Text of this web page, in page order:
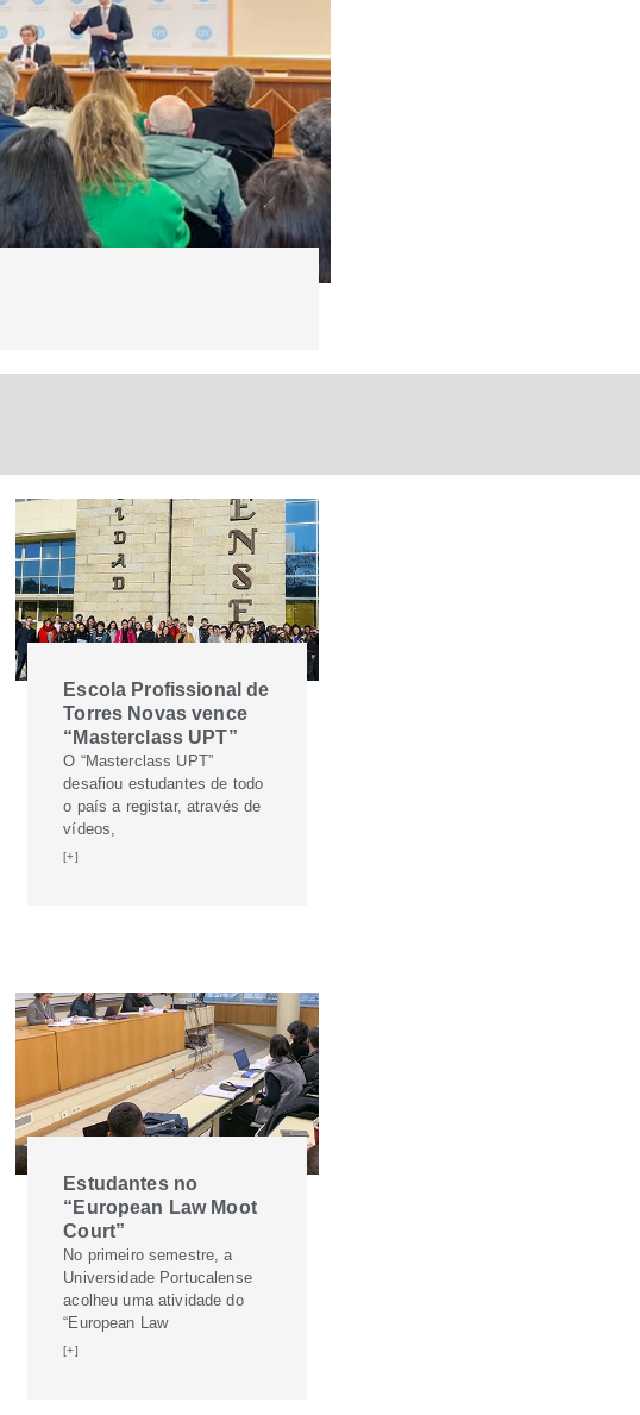
Escola Profissional de
Torres Novas vence
“Masterclass UPT”
O “Masterclass UPT”
desafiou estudantes de todo
o país a registar, através de
vídeos,
[+]
Estudantes no
“European Law Moot
Court”
No primeiro semestre, a
Universidade Portucalense
acolheu uma atividade do
“European Law
[+]